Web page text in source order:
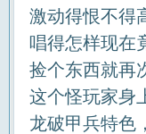
激动得恨不得
唱得怎样现在
捡个东西就再
这个怪玩家身
龙破甲兵特色